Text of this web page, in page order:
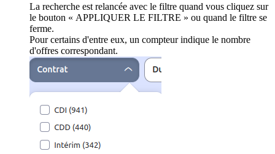
La recherche est relancée avec le filtre quand vous cliquez sur
le bouton « APPLIQUER LE FILTRE » ou quand le filtre se
ferme.
Pour certains d'entre eux, un compteur indique le nombre
d'offres correspondant.